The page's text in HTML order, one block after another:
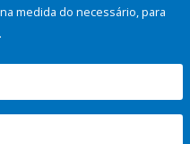
medida do necessário, para